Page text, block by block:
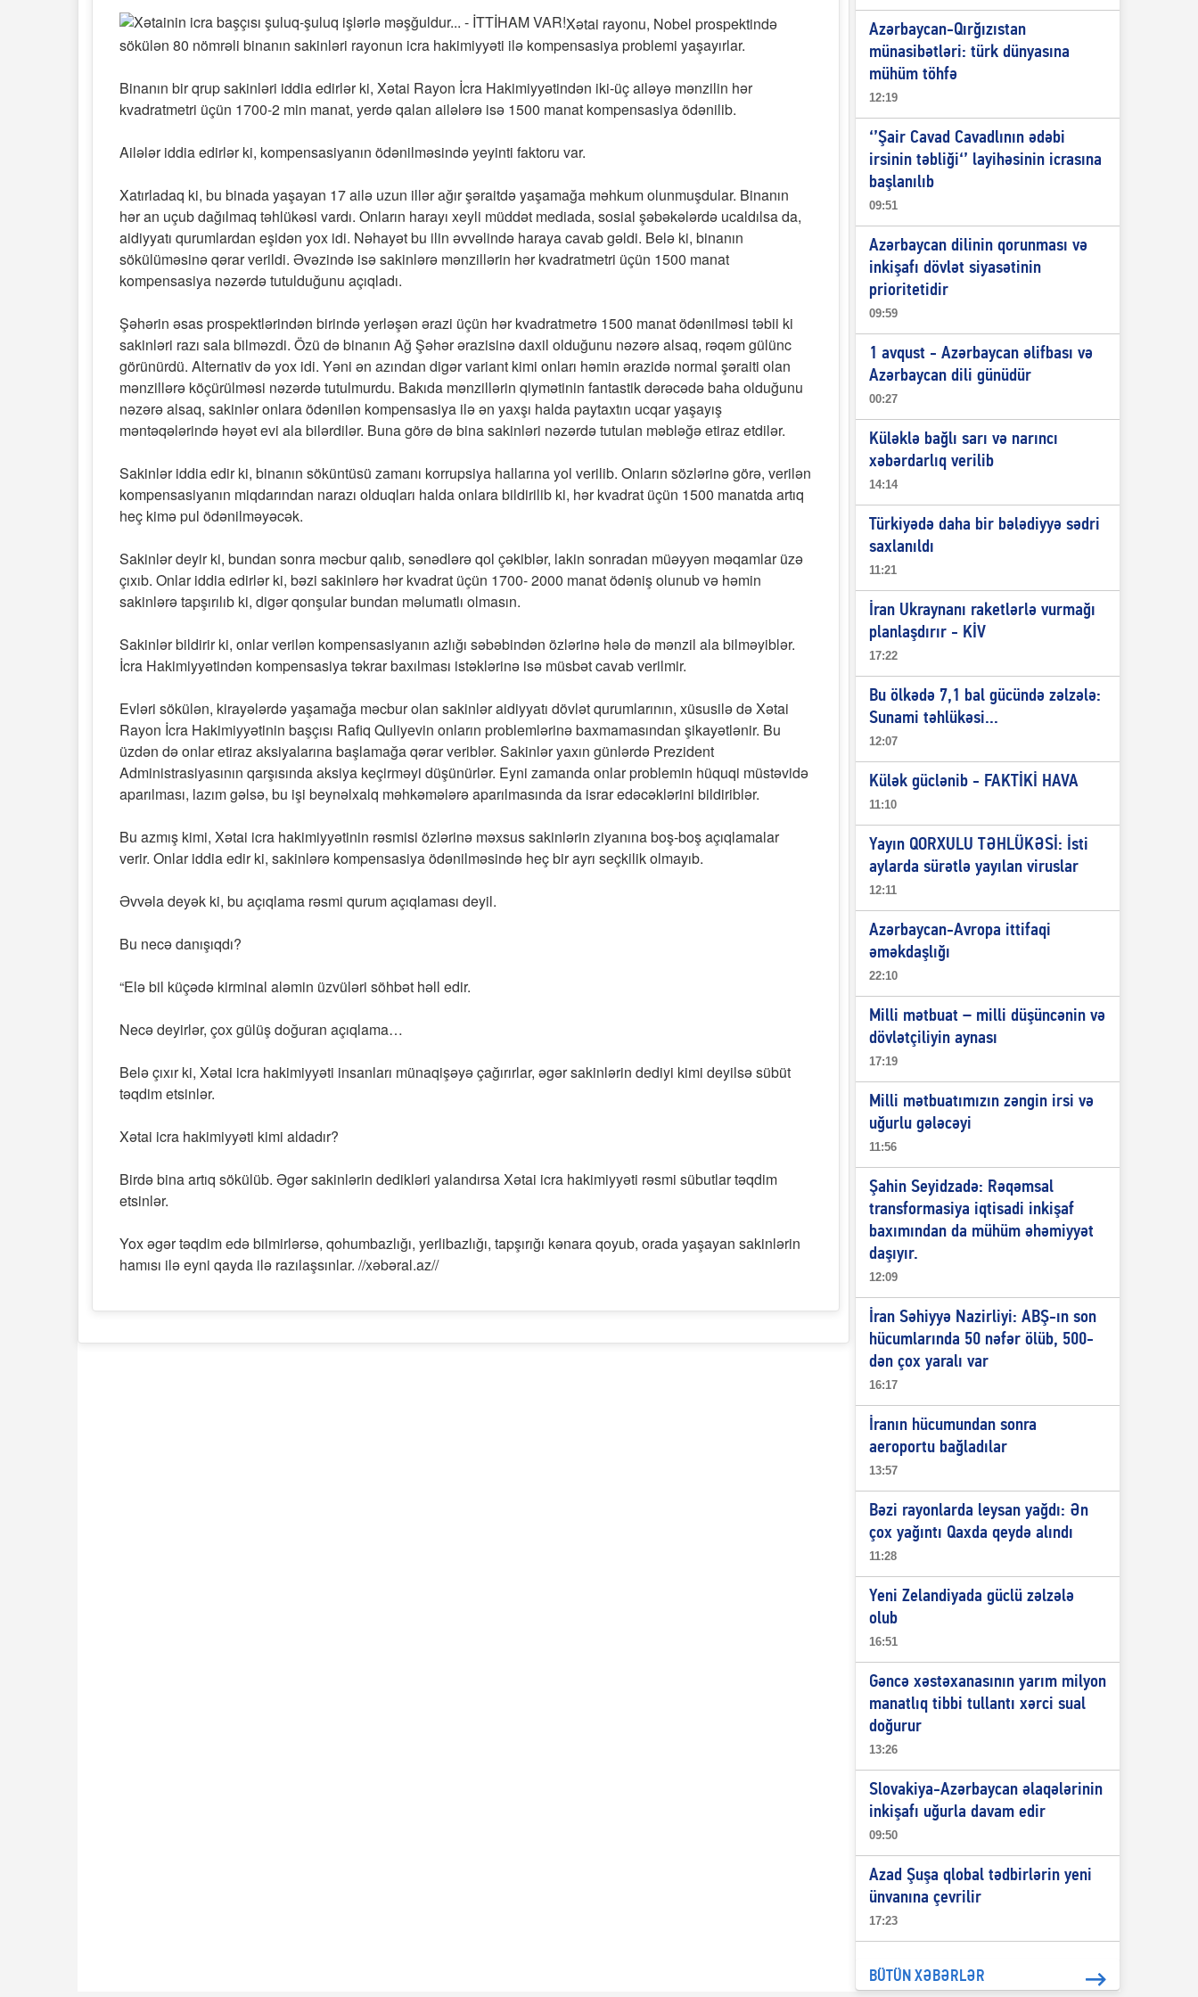
Xətai rayonu, Nobel prospektində
sökülən 80 nömrəli binanın sakinləri rayonun icra hakimiyyəti ilə kompensasiya problemi yaşayırlar.
Binanın bir qrup sakinləri iddia edirlər ki, Xətai Rayon İcra Hakimiyyətindən iki-üç ailəyə mənzilin hər
kvadratmetri üçün 1700-2 min manat, yerdə qalan ailələrə isə 1500 manat kompensasiya ödənilib.
Ailələr iddia edirlər ki, kompensasiyanın ödənilməsində yeyinti faktoru var.
Xatırladaq ki, bu binada yaşayan 17 ailə uzun illər ağır şəraitdə yaşamağa məhkum olunmuşdular. Binanın
hər an uçub dağılmaq təhlükəsi vardı. Onların harayı xeyli müddət mediada, sosial şəbəkələrdə ucaldılsa da,
aidiyyatı qurumlardan eşidən yox idi. Nəhayət bu ilin əvvəlində haraya cavab gəldi. Belə ki, binanın
sökülüməsinə qərar verildi. Əvəzində isə sakinlərə mənzillərin hər kvadratmetri üçün 1500 manat
kompensasiya nəzərdə tutulduğunu açıqladı.
Şəhərin əsas prospektlərindən birində yerləşən ərazi üçün hər kvadratmetrə 1500 manat ödənilməsi təbii ki
sakinləri razı sala bilməzdi. Özü də binanın Ağ Şəhər ərazisinə daxil olduğunu nəzərə alsaq, rəqəm gülünc
görünürdü. Alternativ də yox idi. Yəni ən azından digər variant kimi onları həmin ərazidə normal şəraiti olan
mənzillərə köçürülməsi nəzərdə tutulmurdu. Bakıda mənzillərin qiymətinin fantastik dərəcədə baha olduğunu
nəzərə alsaq, sakinlər onlara ödənilən kompensasiya ilə ən yaxşı halda paytaxtın ucqar yaşayış
məntəqələrində həyət evi ala bilərdilər. Buna görə də bina sakinləri nəzərdə tutulan məbləğə etiraz etdilər.
Sakinlər iddia edir ki, binanın söküntüsü zamanı korrupsiya hallarına yol verilib. Onların sözlərinə görə, verilən
kompensasiyanın miqdarından narazı olduqları halda onlara bildirilib ki, hər kvadrat üçün 1500 manatda artıq
heç kimə pul ödənilməyəcək.
Sakinlər deyir ki, bundan sonra məcbur qalıb, sənədlərə qol çəkiblər, lakin sonradan müəyyən məqamlar üzə
çıxıb. Onlar iddia edirlər ki, bəzi sakinlərə hər kvadrat üçün 1700- 2000 manat ödəniş olunub və həmin
sakinlərə tapşırılıb ki, digər qonşular bundan məlumatlı olmasın.
Sakinlər bildirir ki, onlar verilən kompensasiyanın azlığı səbəbindən özlərinə hələ də mənzil ala bilməyiblər.
İcra Hakimiyyətindən kompensasiya təkrar baxılması istəklərinə isə müsbət cavab verilmir.
Evləri sökülən, kirayələrdə yaşamağa məcbur olan sakinlər aidiyyatı dövlət qurumlarının, xüsusilə də Xətai
Rayon İcra Hakimiyyətinin başçısı Rafiq Quliyevin onların problemlərinə baxmamasından şikayətlənir. Bu
üzdən də onlar etiraz aksiyalarına başlamağa qərar veriblər. Sakinlər yaxın günlərdə Prezident
Administrasiyasının qarşısında aksiya keçirməyi düşünürlər. Eyni zamanda onlar problemin hüquqi müstəvidə
aparılması, lazım gəlsə, bu işi beynəlxalq məhkəmələrə aparılmasında da israr edəcəklərini bildiriblər.
Bu azmış kimi, Xətai icra hakimiyyətinin rəsmisi özlərinə məxsus sakinlərin ziyanına boş-boş açıqlamalar
verir. Onlar iddia edir ki, sakinlərə kompensasiya ödənilməsində heç bir ayrı seçkilik olmayıb.
Əvvəla deyək ki, bu açıqlama rəsmi qurum açıqlaması deyil.
Bu necə danışıqdı?
“Elə bil küçədə kirminal aləmin üzvüləri söhbət həll edir.
Necə deyirlər, çox gülüş doğuran açıqlama…
Belə çıxır ki, Xətai icra hakimiyyəti insanları münaqişəyə çağırırlar, əgər sakinlərin dediyi kimi deyilsə sübüt
təqdim etsinlər.
Xətai icra hakimiyyəti kimi aldadır?
Birdə bina artıq sökülüb. Əgər sakinlərin dedikləri yalandırsa Xətai icra hakimiyyəti rəsmi sübutlar təqdim
etsinlər.
Yox əgər təqdim edə bilmirlərsə, qohumbazlığı, yerlibazlığı, tapşırığı kənara qoyub, orada yaşayan sakinlərin
hamısı ilə eyni qayda ilə razılaşsınlar. //xəbəral.az//
Azərbaycan-Qırğızıstan
münasibətləri: türk dünyasına
mühüm töhfə
12:19
‘’Şair Cavad Cavadlının ədəbi
irsinin təbliği‘’ layihəsinin icrasına
başlanılıb
09:51
Azərbaycan dilinin qorunması və
inkişafı dövlət siyasətinin
prioritetidir
09:59
1 avqust - Azərbaycan əlifbası və
Azərbaycan dili günüdür
00:27
Küləklə bağlı sarı və narıncı
xəbərdarlıq verilib
14:14
Türkiyədə daha bir bələdiyyə sədri
saxlanıldı
11:21
İran Ukraynanı raketlərlə vurmağı
planlaşdırır - KİV
17:22
Bu ölkədə 7,1 bal gücündə zəlzələ:
Sunami təhlükəsi...
12:07
Külək güclənib - FAKTİKİ HAVA
11:10
Yayın QORXULU TƏHLÜKƏSİ: İsti
aylarda sürətlə yayılan viruslar
12:11
Azərbaycan-Avropa ittifaqi
əməkdaşlığı
22:10
Milli mətbuat – milli düşüncənin və
dövlətçiliyin aynası
17:19
Milli mətbuatımızın zəngin irsi və
uğurlu gələcəyi
11:56
Şahin Seyidzadə: Rəqəmsal
transformasiya iqtisadi inkişaf
baxımından da mühüm əhəmiyyət
daşıyır.
12:09
İran Səhiyyə Nazirliyi: ABŞ-ın son
hücumlarında 50 nəfər ölüb, 500-
dən çox yaralı var
16:17
İranın hücumundan sonra
aeroportu bağladılar
13:57
Bəzi rayonlarda leysan yağdı: Ən
çox yağıntı Qaxda qeydə alındı
11:28
Yeni Zelandiyada güclü zəlzələ
olub
16:51
Gəncə xəstəxanasının yarım milyon
manatlıq tibbi tullantı xərci sual
doğurur
13:26
Slovakiya-Azərbaycan əlaqələrinin
inkişafı uğurla davam edir
09:50
Azad Şuşa qlobal tədbirlərin yeni
ünvanına çevrilir
17:23
BÜTÜN XƏBƏRLƏR